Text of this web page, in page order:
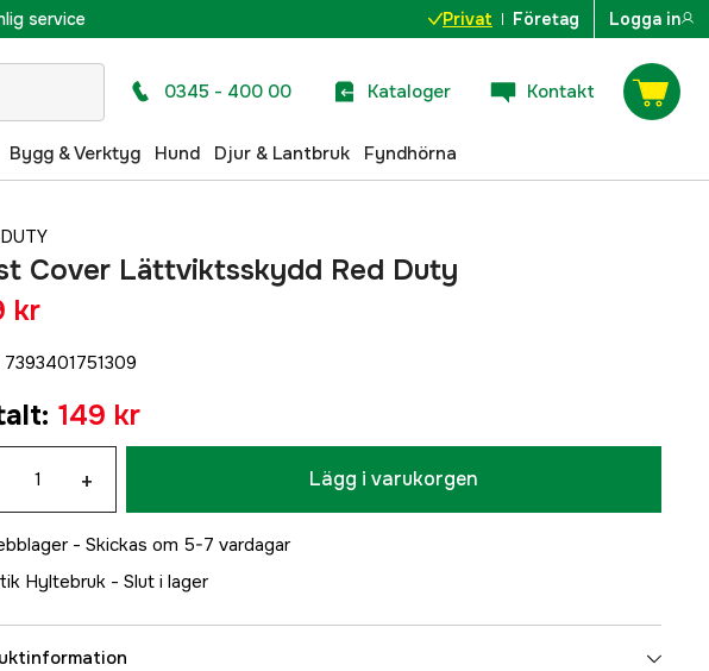
service Privat Företag Logga in
0345 - 400 00 Kataloger Kontakt
Bygg & Verktyg Hund Djur & Lantbruk Fyndhörna
Cover Lättviktsskydd Red Duty
kr
7393401751309
: 149 kr
+ Lägg i varukorgen
- Skickas om 5-7 vardagar
Hyltebruk - Slut i lager